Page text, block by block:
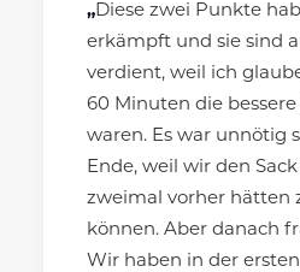
„Diese zwei Punkte
erkämpft und sie sind
verdient, weil ich
60 Minuten die
waren. Es war unnötig
Ende, weil wir den
zweimal vorher hätten
können. Aber danach
Wir haben in der